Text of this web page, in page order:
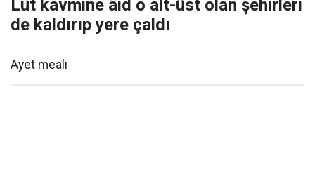
Lût kavmine âid o alt-üst olan şehirleri
de kaldırıp yere çaldı
Ayet meali